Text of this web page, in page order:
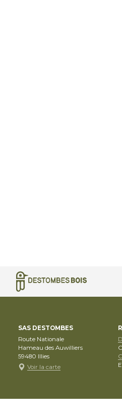
SAS DESTOMBES
Route Nationale
Hameau des Auwilliers
59480 Illies
Voir la carte